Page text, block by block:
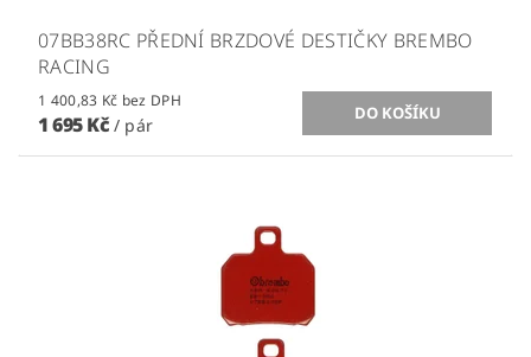
07BB38RC PŘEDNÍ BRZDOVÉ DESTIČKY BREMBO
RACING
1 400,83 Kč bez DPH
1 695 Kč / pár